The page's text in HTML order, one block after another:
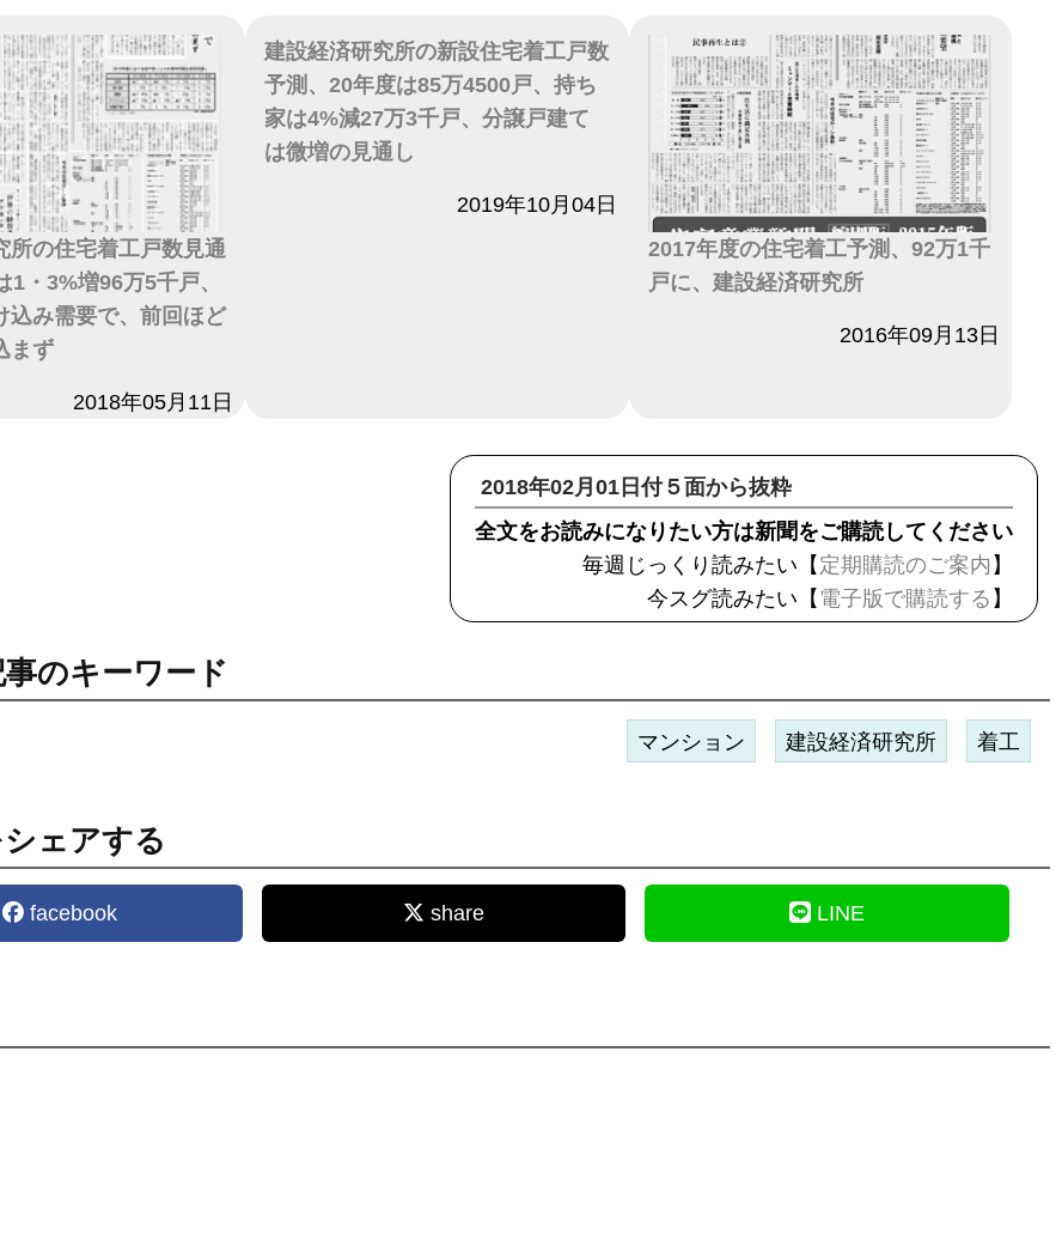
所の住宅着工戸数見通
1・3%増96万5千戸、
込み需要で、前回ほど
まず
2018年05月11日
建設経済研究所の新設住宅着工戸数
予測、20年度は85万4500戸、持ち
家は4%減27万3千戸、分譲戸建て
は微増の見通し
2019年10月04日
2017年度の住宅着工予測、92万1千
戸に、建設経済研究所
2016年09月13日
2018年02月01日付５面から抜粋
全文をお読みになりたい方は新聞をご購読してください
毎週じっくり読みたい【 定期購読のご案内 】
今スグ読みたい【 電子版で購読する 】
のキーワード
マンション 建設経済研究所 着工
ェアする
facebook share LINE